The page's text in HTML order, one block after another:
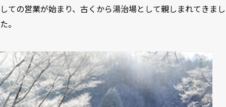
しての営業が始まり、古くから湯治場として親しまれてきまし
た。